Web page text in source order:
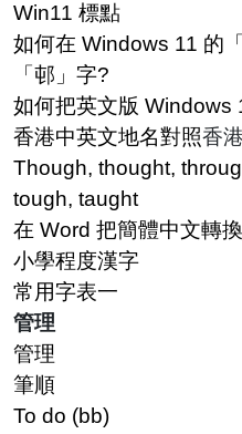
Win11 標點
如何在 Windows 11 的
「邨」字?
如何把英文版 Windows
香港中英文地名對照香
Though, thought,
tough, taught
在 Word 把簡體中文轉
小學程度漢字
常用字表一
管理
管理
筆順
To do (bb)